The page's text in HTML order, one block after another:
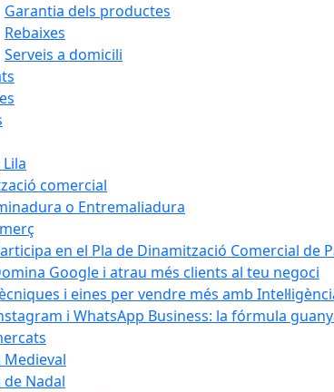
Garantia dels productes
Rebaixes
Serveis a domicili
comercial
o Entremaliadura
en el Pla de Dinamització Comercial de
Google i atrau més clients al teu negoci
i eines per vendre més amb
i WhatsApp Business: la fórmula
Medieval
de Nadal